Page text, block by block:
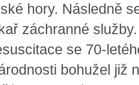
hory. Následně
záchranné
se 70-
bohužel již